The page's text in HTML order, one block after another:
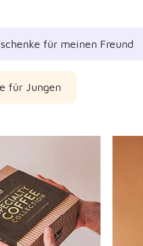
für meinen Freund
für Jungen